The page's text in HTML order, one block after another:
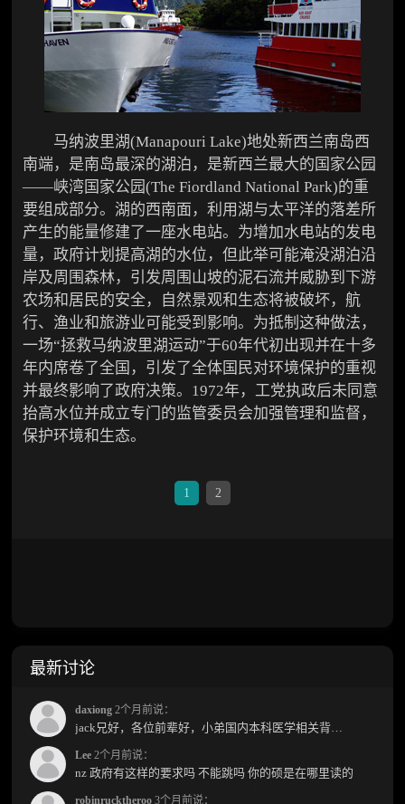
马纳波里湖(Manapouri Lake)地处新西兰南岛西
南端，是南岛最深的湖泊，是新西兰最大的国家公园
――峡湾国家公园(The Fiordland National Park)的重
要组成部分。湖的西南面，利用湖与太平洋的落差所
产生的能量修建了一座水电站。为增加水电站的发电
量，政府计划提高湖的水位，但此举可能淹没湖泊沿
岸及周围森林，引发周围山坡的泥石流并威胁到下游
农场和居民的安全，自然景观和生态将被破坏，航
行、渔业和旅游业可能受到影响。为抵制这种做法，
一场“拯救马纳波里湖运动”于60年代初出现并在十多
年内席卷了全国，引发了全体国民对环境保护的重视
并最终影响了政府决策。1972年，工党执政后未同意
抬高水位并成立专门的监管委员会加强管理和监督，
保护环境和生态。
1 2
最新讨论
daxiong 2个月前说：
Lee 2个月前说：
nz 政府有这样的要求吗 不能跳吗 你的硕是在哪里读的
robinrucktheroo 3个月前说：